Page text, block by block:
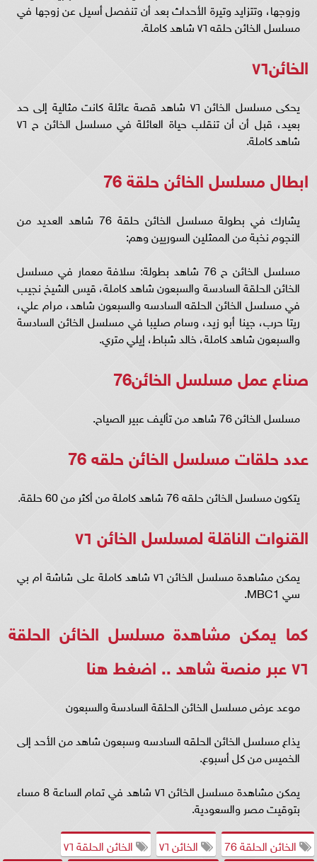
وزوجها، وتتزايد وتيرة الأحداث بعد أن تنفصل أسيل عن زوجها في
مسلسل الخائن حلقه ٧٦ شاهد كاملة.
الخائن٧٦
يحكى مسلسل الخائن ٧٦ شاهد قصة عائلة كانت مثالية إلى حد
بعيد، قبل أن أن تنقلب حياة العائلة في مسلسل الخائن ح ٧٦
شاهد كاملة.
ابطال مسلسل الخائن حلقة 76
يشارك في بطولة مسلسل الخائن حلقة 76 شاهد العديد من
النجوم نخبة من الممثلين السوريين وهم:
مسلسل الخائن ح 76 شاهد بطولة: سلافة معمار في مسلسل
الخائن الحلقة السادسة والسبعون شاهد كاملة، قيس الشيخ نجيب
في مسلسل الخائن الحلقه السادسه والسبعون شاهد، مرام علي،
ريتا حرب، جينا أبو زيد، وسام صليبا في مسلسل الخائن السادسة
والسبعون شاهد كاملة، خالد شباط، إيلي متري.
صناع عمل مسلسل الخائن76
مسلسل الخائن 76 شاهد من تأليف عبير الصياح.
عدد حلقات مسلسل الخائن حلقه 76
يتكون مسلسل الخائن حلقه 76 شاهد كاملة من أكثر من 60 حلقة.
القنوات الناقلة لمسلسل الخائن ٧٦
يمكن مشاهدة مسلسل الخائن ٧٦ شاهد كاملة على شاشة ام بي
سي MBC1.
كما يمكن مشاهدة مسلسل الخائن الحلقة
٧٦ عبر منصة شاهد ..
اضغط هنا
موعد عرض مسلسل الخائن الحلقة السادسة والسبعون
يذاع مسلسل الخائن الحلقه السادسه وسبعون شاهد من الأحد إلى
الخميس من كل أسبوع.
يمكن مشاهدة مسلسل الخائن ٧٦ شاهد في تمام الساعة 8 مساء
بتوقيت مصر والسعودية.
الخائن الحلقة 76
الخائن ٧٦
الخائن الحلقة ٧٦